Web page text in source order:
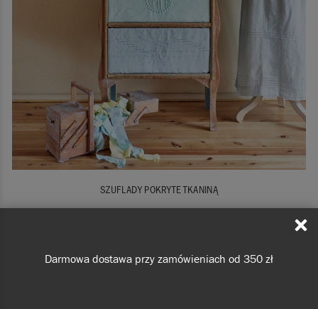
Darmowa dostawa przy zamówieniach od 350 zł
SZUFLADY POKRYTE TKANINĄ